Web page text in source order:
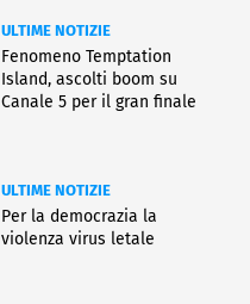
ULTIME NOTIZIE
Fenomeno Temptation
Island, ascolti boom su
Canale 5 per il gran finale
ULTIME NOTIZIE
Per la democrazia la
violenza virus letale